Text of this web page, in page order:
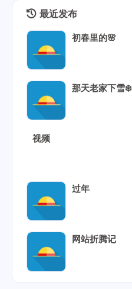
最近发布
初春里的🌸
那天老家下雪❄️
视频
过年
网站折腾记